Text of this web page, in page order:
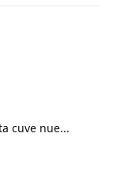
cuve nue...